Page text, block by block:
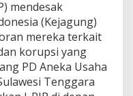
mendesak
(Kejagung)
mereka terkait
korupsi yang
PD Aneka Usaha
Tenggara